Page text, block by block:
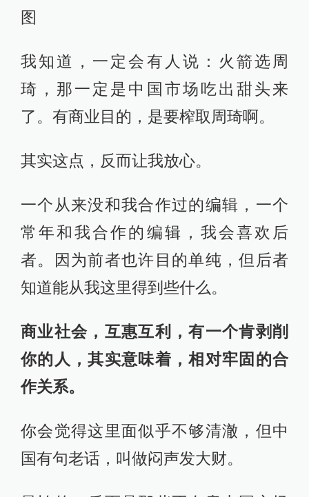
图
我知道，一定会有人说：火箭选周
琦，那一定是中国市场吃出甜头来
了。有商业目的，是要榨取周琦啊。
其实这点，反而让我放心。
一个从来没和我合作过的编辑，一个
常年和我合作的编辑，我会喜欢后
者。因为前者也许目的单纯，但后者
知道能从我这里得到些什么。
商业社会，互惠互利，有一个肯剥削
你的人，其实意味着，相对牢固的合
作关系。
你会觉得这里面似乎不够清澈，但中
国有句老话，叫做闷声发大财。